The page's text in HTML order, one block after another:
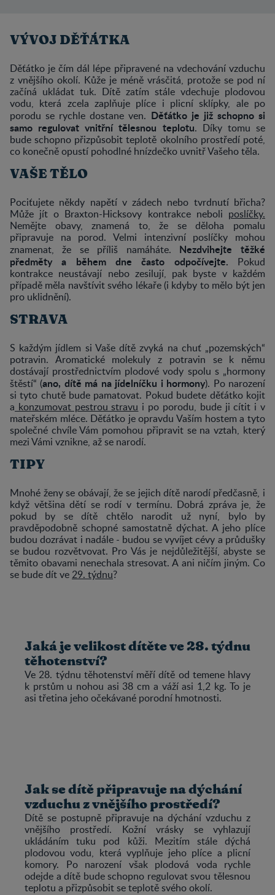
VÝVOJ DĚŤÁTKA
Děťátko je čím dál lépe připravené na vdechování vzduchu
z vnějšího okolí. Kůže je méně vrásčitá, protože se pod ní
začíná ukládat tuk. Dítě zatím stále vdechuje plodovou
vodu, která zcela zaplňuje plíce i plicní sklípky, ale po
porodu se rychle dostane ven. Děťátko je již schopno si
samo regulovat vnitřní tělesnou teplotu. Díky tomu se
bude schopno přizpůsobit teplotě okolního prostředí poté,
co konečně opustí pohodlné hnízdečko uvnitř Vašeho těla.
VAŠE TĚLO
Pociťujete někdy napětí v zádech nebo tvrdnutí břicha?
Může jít o Braxton-Hicksovy kontrakce neboli poslíčky.
Nemějte obavy, znamená to, že se děloha pomalu
připravuje na porod. Velmi intenzivní poslíčky mohou
znamenat, že se příliš namáháte. Nezdvihejte těžké
předměty a během dne často odpočívejte. Pokud
kontrakce neustávají nebo zesilují, pak byste v každém
případě měla navštívit svého lékaře (i kdyby to mělo být jen
pro uklidnění).
STRAVA
S každým jídlem si Vaše dítě zvyká na chuť „pozemských“
potravin. Aromatické molekuly z potravin se k němu
dostávají prostřednictvím plodové vody spolu s „hormony
štěstí“ (ano, dítě má na jídelníčku i hormony). Po narození
si tyto chutě bude pamatovat. Pokud budete děťátko kojit
a konzumovat pestrou stravu i po porodu, bude ji cítit i v
mateřském mléce. Děťátko je opravdu Vaším hostem a tyto
společné chvíle Vám pomohou připravit se na vztah, který
mezi Vámi vznikne, až se narodí.
TIPY
Mnohé ženy se obávají, že se jejich dítě narodí předčasně, i
když většina dětí se rodí v termínu. Dobrá zpráva je, že
pokud by se dítě chtělo narodit už nyní, bylo by
pravděpodobně schopné samostatně dýchat. A jeho plíce
budou dozrávat i nadále - budou se vyvíjet cévy a průdušky
se budou rozvětvovat. Pro Vás je nejdůležitější, abyste se
těmito obavami nenechala stresovat. A ani ničím jiným. Co
se bude dít ve 29. týdnu?
Jaká je velikost dítěte ve 28. týdnu
těhotenství?
Ve 28. týdnu těhotenství měří dítě od temene hlavy
k prstům u nohou asi 38 cm a váží asi 1,2 kg. To je
asi třetina jeho očekávané porodní hmotnosti.
Jak se dítě připravuje na dýchání
vzduchu z vnějšího prostředí?
Dítě se postupně připravuje na dýchání vzduchu z
vnějšího prostředí. Kožní vrásky se vyhlazují
ukládáním tuku pod kůži. Mezitím stále dýchá
plodovou vodu, která vyplňuje jeho plíce a plicní
komory. Po narození však plodová voda rychle
odejde a dítě bude schopno regulovat svou tělesnou
teplotu a přizpůsobit se teplotě svého okolí.